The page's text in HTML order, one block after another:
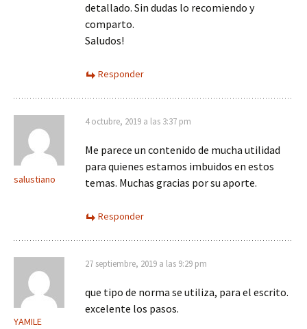
detallado. Sin dudas lo recomiendo y
comparto.
Saludos!
Responder
salustiano
4 octubre, 2019 a las 3:37 pm
Me parece un contenido de mucha utilidad
para quienes estamos imbuidos en estos
temas. Muchas gracias por su aporte.
Responder
YAMILE
27 septiembre, 2019 a las 9:29 pm
que tipo de norma se utiliza, para el escrito.
excelente los pasos.